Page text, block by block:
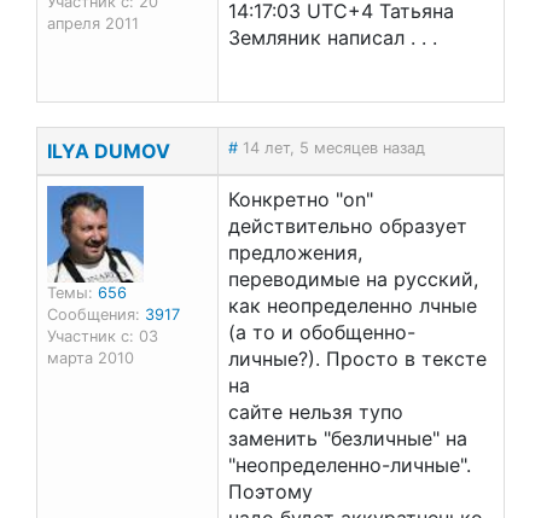
апреля 2011
14:17:03 UTC+4 Татьяна
Земляник написал . . .
ILYA DUMOV # 14 лет, 5 месяцев назад
Темы: 656
Сообщения: 3917
Участник с: 03
марта 2010
Конкретно "on"
действительно образует
предложения,
переводимые на русский,
как неопределенно лчные
(а то и обобщенно-
личные?). Просто в тексте
на
сайте нельзя тупо
заменить "безличные" на
"неопределенно-личные".
Поэтому